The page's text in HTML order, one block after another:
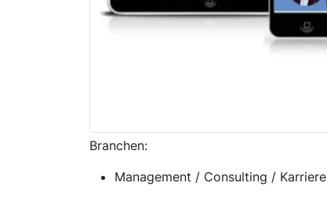
Branchen:
Management / Consulting / Karriere